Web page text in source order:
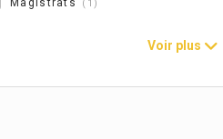
Magistrats 1
Voir plus